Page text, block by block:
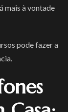
mais à vontade
pode fazer a